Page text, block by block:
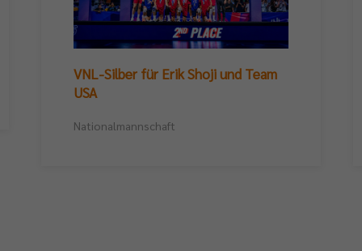
VNL-Silber für Erik Shoji und Team
USA
Nationalmannschaft